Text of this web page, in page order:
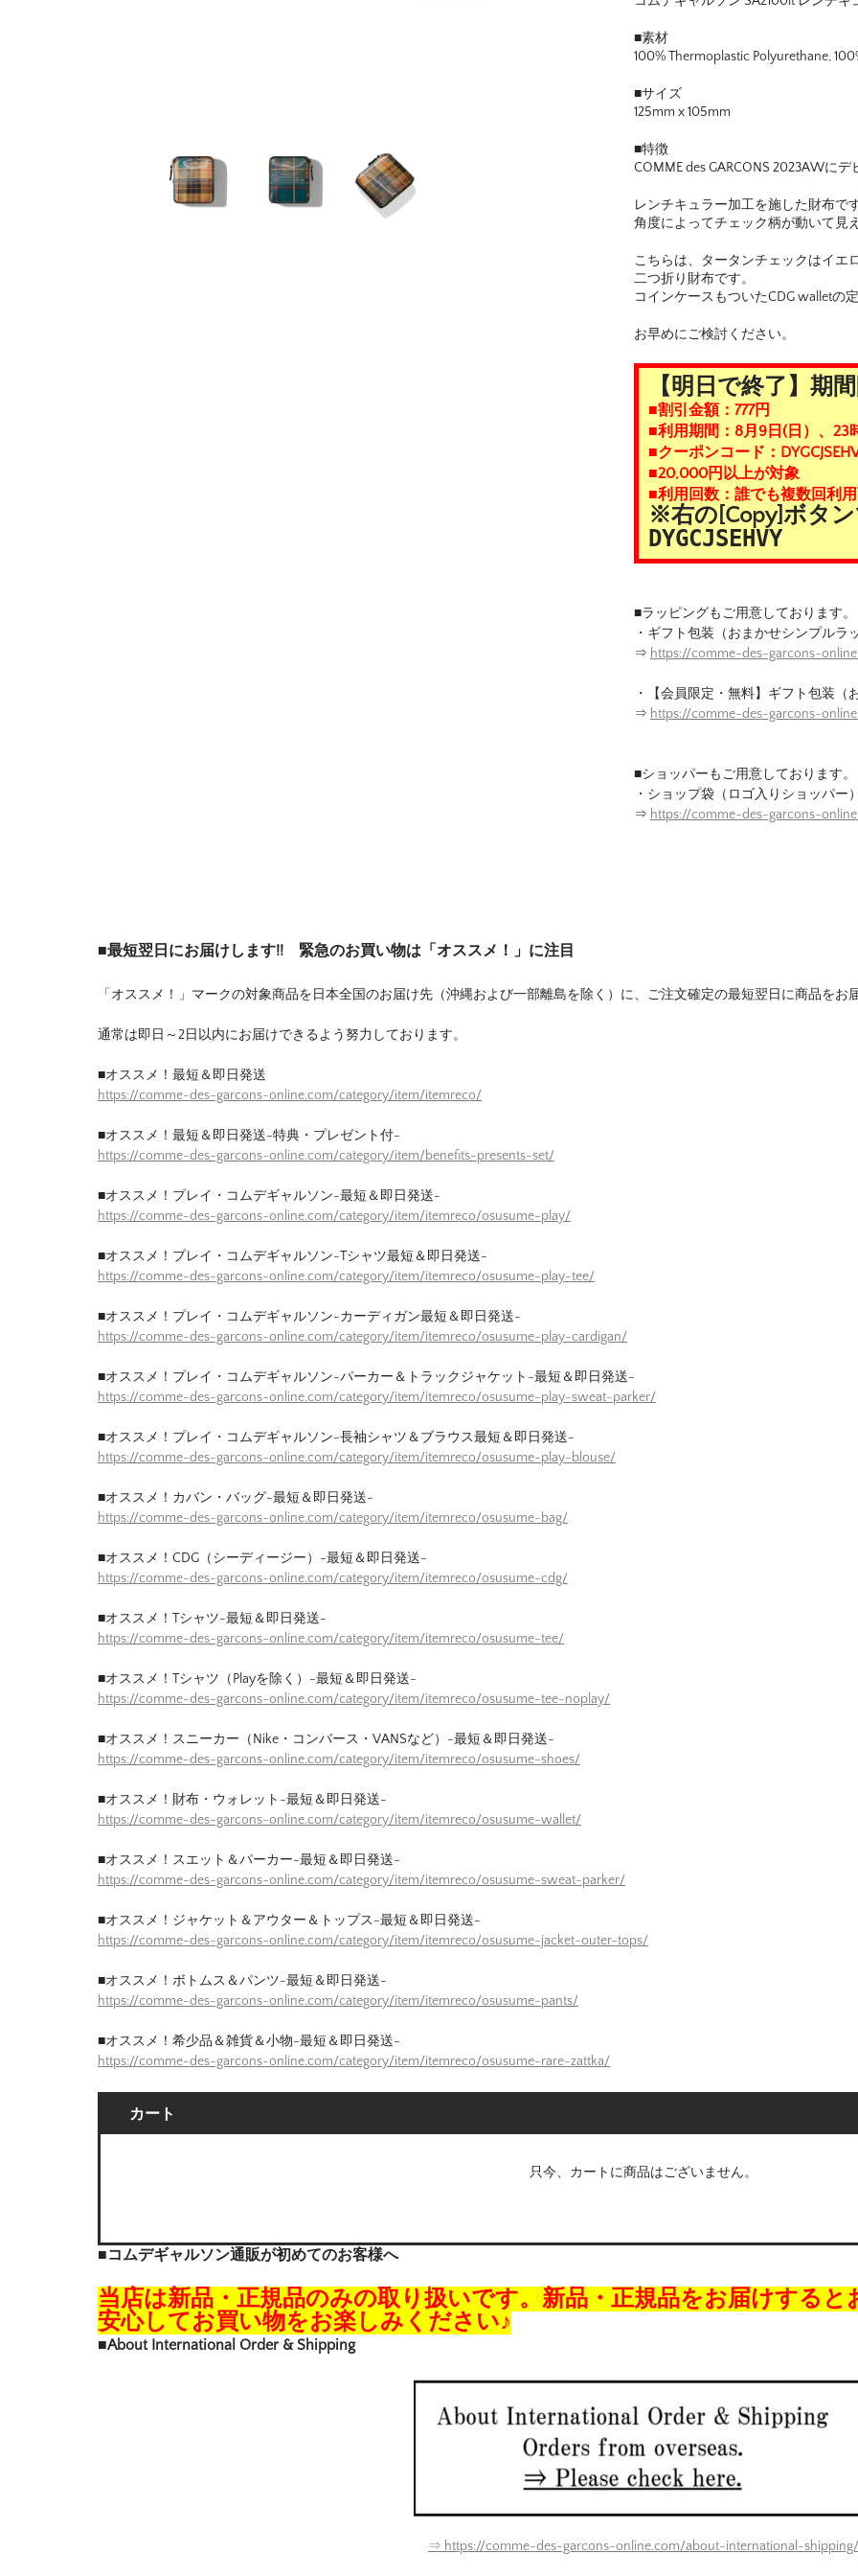
■素材
100% Thermoplastic Polyurethane,
■サイズ
125mm x 105mm
■特徴
COMME des GARCONS 2023AWに
レンチキュラー加工を施した財布です
角度によってチェック柄が動いて見
こちらは、タータンチェックはイエ
二つ折り財布です。
コインケースもついたCDG walletの
お早めにご検討ください。
【明日で終了】期
■割引金額：777円
■利用期間：8月9日(日）、23
■クーポンコード：
■20,000円以上が対象
■利用回数：誰でも複数回利
※右の[Copy]ボタ
DYGCJSEHVY
■ラッピングもご用意しております。
・ギフト包装（おまかせシンプルラ
⇒ https://comme-des-garcons-
・【会員限定・無料】ギフト包装（
⇒ https://comme-des-garcons-
■ショッパーもご用意しております。
・ショップ袋（ロゴ入りショッパー）
⇒ https://comme-des-garcons-
■最短翌日にお届けします!! 緊急のお買い物は「オススメ！」に注目
「オススメ！」マークの対象商品を日本全国のお届け先（沖縄および一部離島を除く）に、ご注文確定の最短翌日に商品をお
通常は即日～2日以内にお届けできるよう努力しております。
■オススメ！最短＆即日発送
https://comme-des-garcons-online.com/category/item/itemreco/
■オススメ！最短＆即日発送-特典・プレゼント付-
https://comme-des-garcons-online.com/category/item/benefits-presents-set/
■オススメ！プレイ・コムデギャルソン-最短＆即日発送-
https://comme-des-garcons-online.com/category/item/itemreco/osusume-play/
■オススメ！プレイ・コムデギャルソン-Tシャツ最短＆即日発送-
https://comme-des-garcons-online.com/category/item/itemreco/osusume-play-tee/
■オススメ！プレイ・コムデギャルソン-カーディガン最短＆即日発送-
https://comme-des-garcons-online.com/category/item/itemreco/osusume-play-cardigan/
■オススメ！プレイ・コムデギャルソン-パーカー＆トラックジャケット-最短＆即日発送-
https://comme-des-garcons-online.com/category/item/itemreco/osusume-play-sweat-parker/
■オススメ！プレイ・コムデギャルソン-長袖シャツ＆ブラウス最短＆即日発送-
https://comme-des-garcons-online.com/category/item/itemreco/osusume-play-blouse/
■オススメ！カバン・バッグ-最短＆即日発送-
https://comme-des-garcons-online.com/category/item/itemreco/osusume-bag/
■オススメ！CDG（シーディージー）-最短＆即日発送-
https://comme-des-garcons-online.com/category/item/itemreco/osusume-cdg/
■オススメ！Tシャツ-最短＆即日発送-
https://comme-des-garcons-online.com/category/item/itemreco/osusume-tee/
■オススメ！Tシャツ（Playを除く）-最短＆即日発送-
https://comme-des-garcons-online.com/category/item/itemreco/osusume-tee-noplay/
■オススメ！スニーカー（Nike・コンバース・VANSなど）-最短＆即日発送-
https://comme-des-garcons-online.com/category/item/itemreco/osusume-shoes/
■オススメ！財布・ウォレット-最短＆即日発送-
https://comme-des-garcons-online.com/category/item/itemreco/osusume-wallet/
■オススメ！スエット＆パーカー-最短＆即日発送-
https://comme-des-garcons-online.com/category/item/itemreco/osusume-sweat-parker/
■オススメ！ジャケット＆アウター＆トップス-最短＆即日発送-
https://comme-des-garcons-online.com/category/item/itemreco/osusume-jacket-outer-tops/
■オススメ！ボトムス＆パンツ-最短＆即日発送-
https://comme-des-garcons-online.com/category/item/itemreco/osusume-pants/
■オススメ！希少品＆雑貨＆小物-最短＆即日発送-
https://comme-des-garcons-online.com/category/item/itemreco/osusume-rare-zattka/
カート
只今、カートに商品はございません。
■コムデギャルソン通販が初めてのお客様へ
当店は新品・正規品のみの取り扱いです。新品・正規品をお届けすると
安心してお買い物をお楽しみください♪
■About International Order & Shipping
⇒ https://comme-des-garcons-online.com/about-international-shipping/